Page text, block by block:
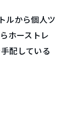
ルから個人ツ
ホーストレ
配している